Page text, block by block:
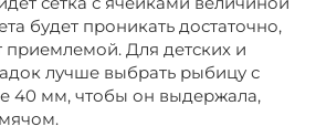
будет проникать достаточно,
приемлемой. Для детских и
лучше выбрать рыбицу с
40 мм, чтобы он выдержала,